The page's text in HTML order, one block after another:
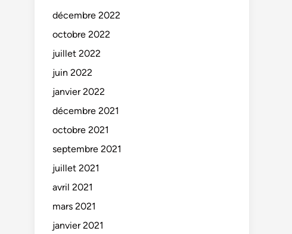
décembre 2022
octobre 2022
juillet 2022
juin 2022
janvier 2022
décembre 2021
octobre 2021
septembre 2021
juillet 2021
avril 2021
mars 2021
janvier 2021